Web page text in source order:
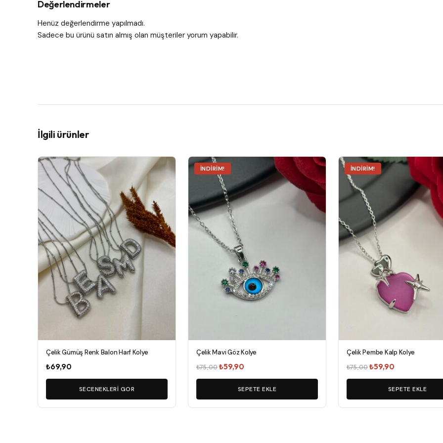
Değerlendirmeler
Henüz değerlendirme yapılmadı.
Sadece bu ürünü satın almış olan müşteriler yorum yapabilir.
İlgili ürünler
Çelik Gümüş Renk Balon Harf Kolye
₺69,90
SECENEKLERI GOR
Bu
ürünün
birden
fazla
varyasyonu
var.
Seçenekler
ürün
sayfasından
seçilebilir
İNDIRIM!
Çelik Mavi Göz Kolye
₺75,00Orijinal
fiyat:
₺75,00.
₺59,90
andaki
fiyat:
₺59,90.
SEPETE EKLE
İNDIRIM!
Çelik Pembe Kalp Kolye
₺75,00Orijinal
fiyat:
₺75,00.
₺59,90
andaki
fiyat:
₺59,90.
SEPETE EKLE